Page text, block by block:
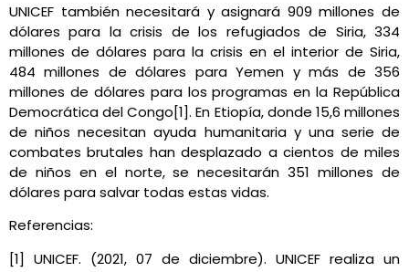
UNICEF también necesitará y asignará 909 millones de
dólares para la crisis de los refugiados de Siria, 334
millones de dólares para la crisis en el interior de Siria,
484 millones de dólares para Yemen y más de 356
millones de dólares para los programas en la República
Democrática del Congo[1]. En Etiopía, donde 15,6 millones
de niños necesitan ayuda humanitaria y una serie de
combates brutales han desplazado a cientos de miles
de niños en el norte, se necesitarán 351 millones de
dólares para salvar todas estas vidas.
Referencias:
[1] UNICEF. (2021, 07 de diciembre). UNICEF realiza un